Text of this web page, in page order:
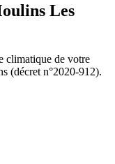
Les
climatique de votre
(décret n°2020-912).